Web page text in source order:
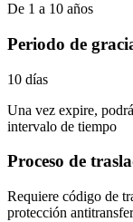
De 1 a 10 años
Periodo de
10 días
Una vez expire,
intervalo de tiempo
Proceso de
Requiere código de
protección